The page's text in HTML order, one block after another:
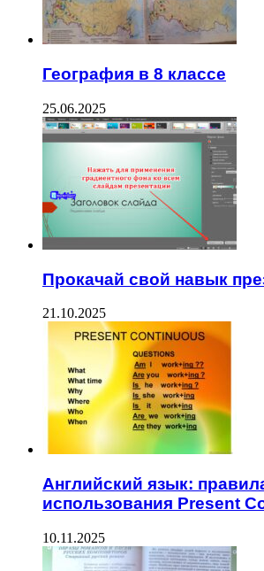
География в 8 классе
25.06.2025
Прокачай свой навык
21.10.2025
Английский язык:
использования Present
10.11.2025